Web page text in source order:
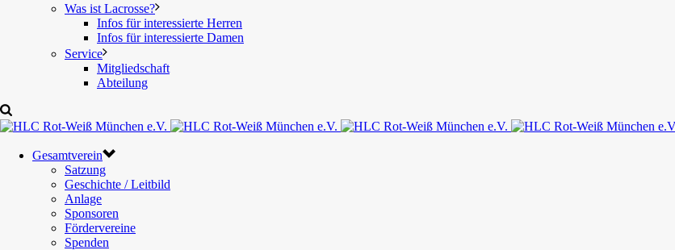
Was ist Lacrosse?
Infos für interessierte Herren
Infos für interessierte Damen
Service
Mitgliedschaft
Abteilung
Gesamtverein
Satzung
Geschichte / Leitbild
Anlage
Sponsoren
Fördervereine
Spenden